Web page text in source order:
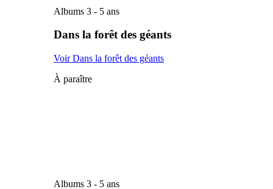
Albums 3 - 5 ans
Dans la forêt des géants
Voir Dans la forêt des géants
À paraître
Albums 3 - 5 ans